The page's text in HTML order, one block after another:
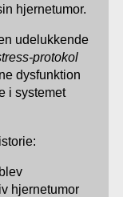
hjernetumor.
udelukkende
protokol
dysfunktion
i systemet
hjernetumor